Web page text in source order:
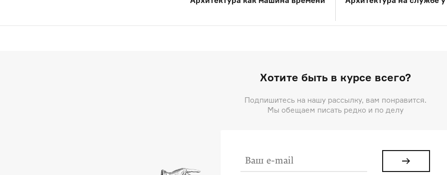
Хотите быть в курсе всего?
Подпишитесь на нашу рассылку, вам понравится.
Мы обещаем писать редко и по делу